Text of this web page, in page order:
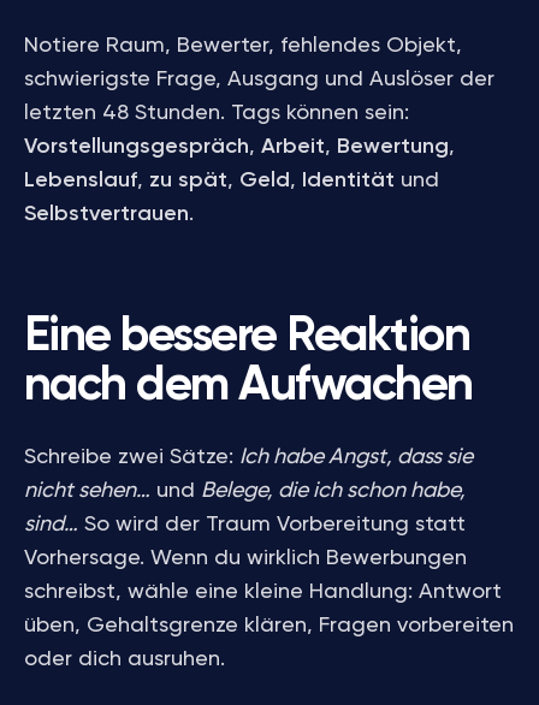
Notiere Raum, Bewerter, fehlendes Objekt,
schwierigste Frage, Ausgang und Auslöser der
letzten 48 Stunden. Tags können sein:
Vorstellungsgespräch, Arbeit, Bewertung,
Lebenslauf, zu spät, Geld , Identität und
Selbstvertrauen.
Eine bessere Reaktion
nach dem Aufwachen
Schreibe zwei Sätze: Ich habe Angst, dass sie
nicht sehen… und Belege, die ich schon habe,
sind… So wird der Traum Vorbereitung statt
Vorhersage. Wenn du wirklich Bewerbungen
schreibst, wähle eine kleine Handlung: Antwort
üben, Gehaltsgrenze klären, Fragen vorbereiten
oder dich ausruhen.